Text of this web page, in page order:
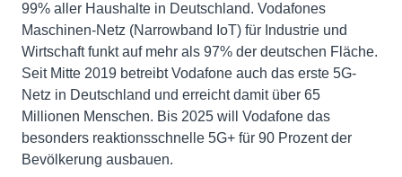
99% aller Haushalte in Deutschland. Vodafones
Maschinen-Netz (Narrowband IoT) für Industrie und
Wirtschaft funkt auf mehr als 97% der deutschen Fläche.
Seit Mitte 2019 betreibt Vodafone auch das erste 5G-
Netz in Deutschland und erreicht damit über 65
Millionen Menschen. Bis 2025 will Vodafone das
besonders reaktionsschnelle 5G+ für 90 Prozent der
Bevölkerung ausbauen.